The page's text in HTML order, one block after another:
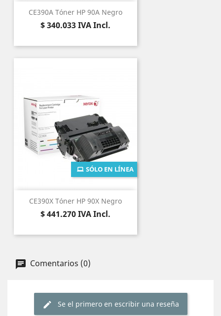
CE390A Tóner HP 90A Negro
Precio
$ 340.033IVA Incl.
CE390X Tóner HP 90X Negro
Precio
$ 441.270IVA Incl.
SÓLO EN LÍNEA
Comentarios (0)
Se el primero en escribir una reseña